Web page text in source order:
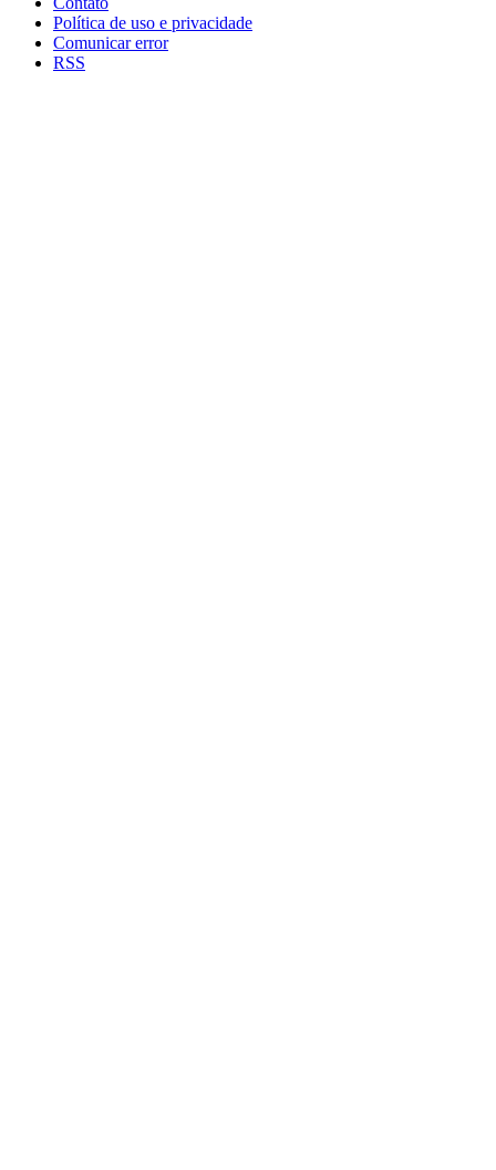
Política de uso e privacidade
Comunicar error
RSS